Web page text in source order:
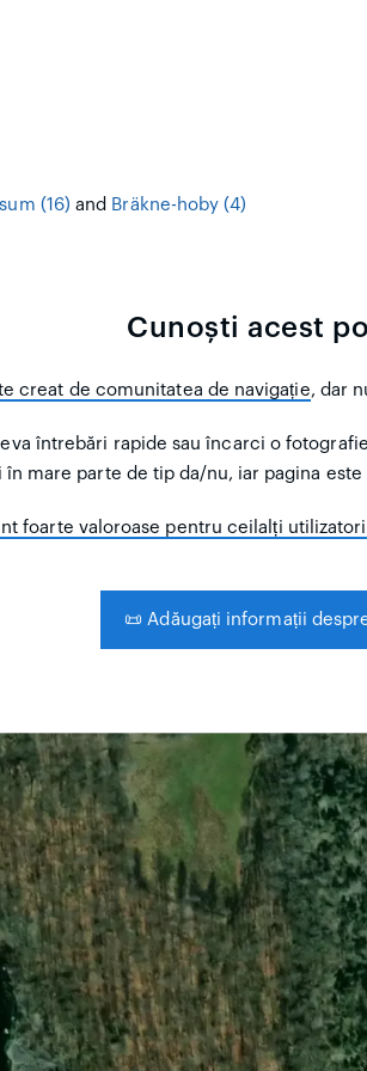
(16) and Bräkne-hoby (4)
Cunoști acest
creat de comunitatea de navigație, dar
întrebări rapide sau încarci o
în mare parte de tip da/nu, iar pagina
foarte valoroase pentru ceilalți utilizatori
📜 Adăugați informații